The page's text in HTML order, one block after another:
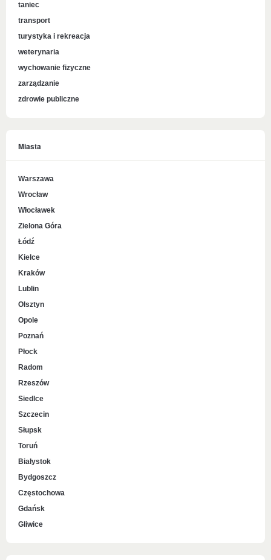
taniec
transport
turystyka i rekreacja
weterynaria
wychowanie fizyczne
zarządzanie
zdrowie publiczne
Miasta
Warszawa
Wrocław
Włocławek
Zielona Góra
Łódź
Kielce
Kraków
Lublin
Olsztyn
Opole
Poznań
Płock
Radom
Rzeszów
Siedlce
Szczecin
Słupsk
Toruń
Białystok
Bydgoszcz
Częstochowa
Gdańsk
Gliwice